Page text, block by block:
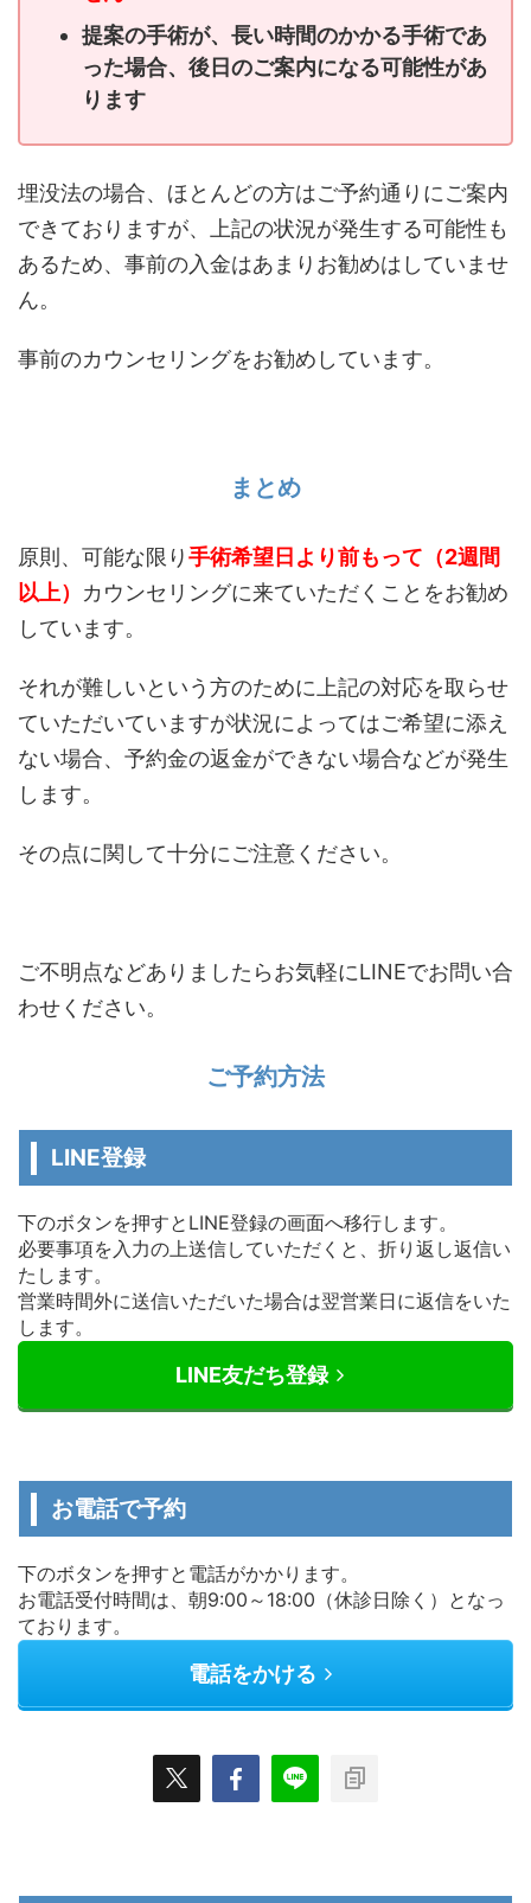
提案の手術が、長い時間のかかる手術であ
った場合、後日のご案内になる可能性があ
ります
埋没法の場合、ほとんどの方はご予約通りにご案内
できておりますが、上記の状況が発生する可能性も
あるため、事前の入金はあまりお勧めはしていませ
ん。
事前のカウンセリングをお勧めしています。
まとめ
原則、可能な限り手術希望日より前もって（2週間
以上） カウンセリングに来ていただくことをお勧め
しています。
それが難しいという方のために上記の対応を取らせ
ていただいていますが状況によってはご希望に添え
ない場合、予約金の返金ができない場合などが発生
します。
その点に関して十分にご注意ください。
ご不明点などありましたらお気軽にLINEでお問い合
わせください。
ご予約方法
LINE登録
下のボタンを押すとLINE登録の画面へ移行します。
必要事項を入力の上送信していただくと、折り返し返信い
たします。
営業時間外に送信いただいた場合は翌営業日に返信をいた
します。
LINE友だち登録
お電話で予約
下のボタンを押すと電話がかかります。
お電話受付時間は、朝9:00～18:00（休診日除く）となっ
ております。
電話をかける